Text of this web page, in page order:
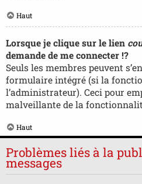
Haut
Lorsque je clique sur le lien
demande de me connecter !?
Seuls les membres peuvent
formulaire intégré (si la
l’administrateur). Ceci pour
malveillante de la
Haut
Problèmes liés à la
messages